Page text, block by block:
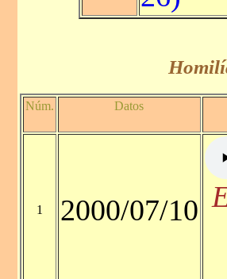
Núm. Datos
1 2000/07/10